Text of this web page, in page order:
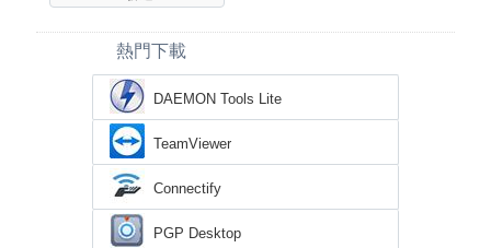
熱門下載
DAEMON Tools Lite
TeamViewer
Connectify
PGP Desktop